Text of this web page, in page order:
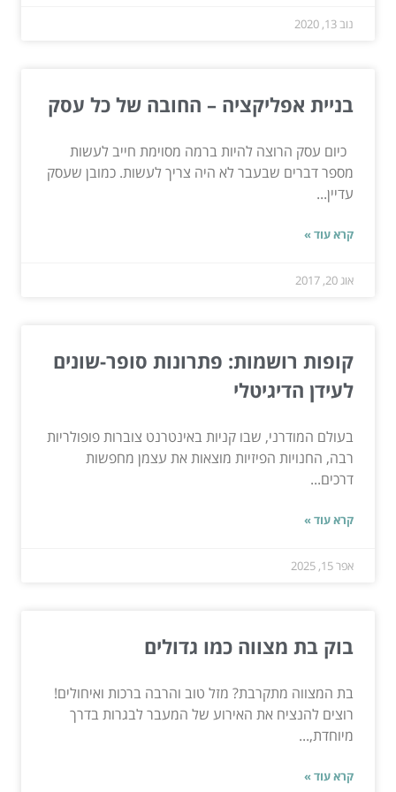
נוב 13, 2020
בניית אפליקציה – החובה של כל עסק
כיום עסק הרוצה להיות ברמה מסוימת חייב לעשות
מספר דברים שבעבר לא היה צריך לעשות. כמובן שעסק
עדיין...
קרא עוד »
אוג 20, 2017
קופות רושמות: פתרונות סופר-שונים
לעידן הדיגיטלי
בעולם המודרני, שבו קניות באינטרנט צוברות פופולריות
רבה, החנויות הפיזיות מוצאות את עצמן מחפשות
דרכים...
קרא עוד »
אפר 15, 2025
בוק בת מצווה כמו גדולים
בת המצווה מתקרבת? מזל טוב והרבה ברכות ואיחולים!
רוצים להנציח את האירוע של המעבר לבגרות בדרך
מיוחדת,...
קרא עוד »